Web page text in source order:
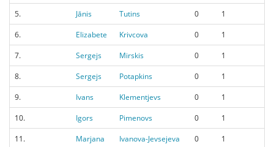
5.
Jānis Tutins 0
1
6.
Elizabete Krivcova 0
1
7.
Sergejs Mirskis 0
1
8.
Sergejs Potapkins 0
1
9.
Ivans Klementjevs 0
1
10.
Igors Pimenovs 0
1
11.
Marjana Ivanova-Jevsejeva 0
1